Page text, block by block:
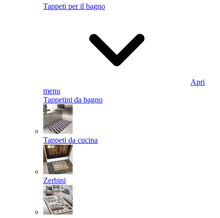
Tappeti per il bagno
Apri
menu
Tappetini da bagno
Tappeti da cucina
Zerbini